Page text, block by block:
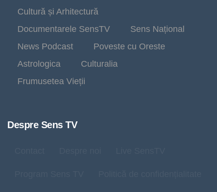
Cultură și Arhitectură
Documentarele SensTV
Sens Național
News Podcast
Poveste cu Oreste
Astrologica
Culturalia
Frumusetea Vieții
Despre Sens TV